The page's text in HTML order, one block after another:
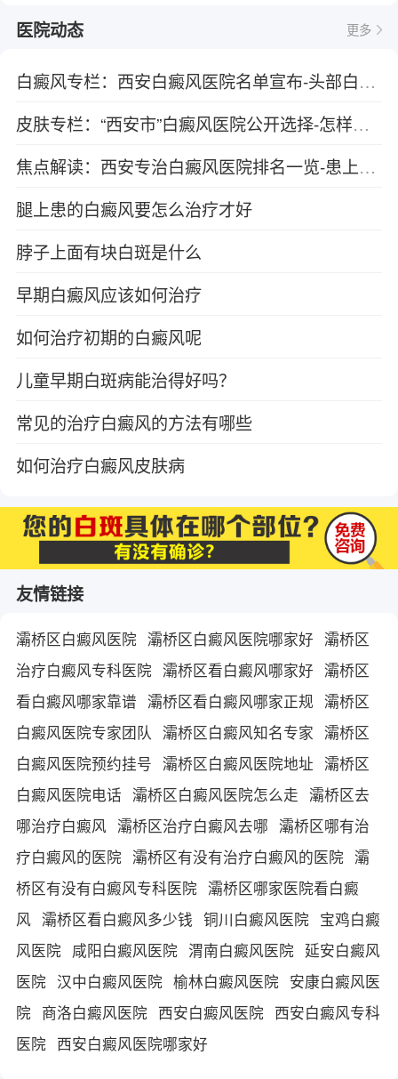
医院动态 更多
白癜风专栏：西安白癜风医院名单宣布-头部白癜风常见的发病原因有哪些？
皮肤专栏：“西安市”白癜风医院公开选择-怎样从白斑颜色上看病情
焦点解读：西安专治白癜风医院排名一览-患上白癜风后应避免吃哪些食物？
腿上患的白癜风要怎么治疗才好
脖子上面有块白斑是什么
早期白癜风应该如何治疗
如何治疗初期的白癜风呢
儿童早期白斑病能治得好吗？
常见的治疗白癜风的方法有哪些
如何治疗白癜风皮肤病
友情链接
灞桥区白癜风医院 灞桥区白癜风医院哪家好 灞桥区
治疗白癜风专科医院 灞桥区看白癜风哪家好 灞桥区
看白癜风哪家靠谱 灞桥区看白癜风哪家正规 灞桥区
白癜风医院专家团队 灞桥区白癜风知名专家 灞桥区
白癜风医院预约挂号 灞桥区白癜风医院地址 灞桥区
白癜风医院电话 灞桥区白癜风医院怎么走 灞桥区去
哪治疗白癜风 灞桥区治疗白癜风去哪 灞桥区哪有治
疗白癜风的医院 灞桥区有没有治疗白癜风的医院 灞
桥区有没有白癜风专科医院 灞桥区哪家医院看白癜
风 灞桥区看白癜风多少钱 铜川白癜风医院 宝鸡白癜
风医院 咸阳白癜风医院 渭南白癜风医院 延安白癜风
医院 汉中白癜风医院 榆林白癜风医院 安康白癜风医
院 商洛白癜风医院 西安白癜风医院 西安白癜风专科
医院 西安白癜风医院哪家好